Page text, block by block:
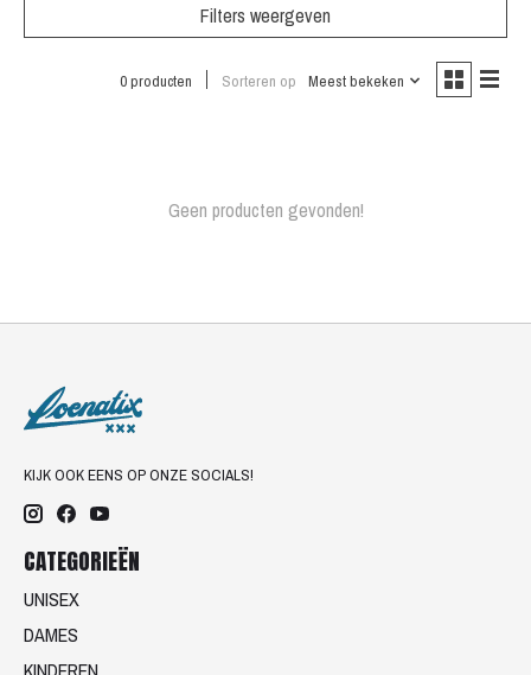
Filters weergeven
0 producten Sorteren op Meest bekeken
Geen producten gevonden!
KIJK OOK EENS OP ONZE SOCIALS!
CATEGORIEËN
UNISEX
DAMES